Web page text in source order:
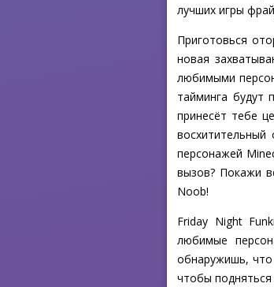
лучших игры
Приготовься
новая
любимыми
тайминга будут
принесёт тебе
персонажей
вызов? Покажи
Noob!
Friday Night
любимые
обнаружишь, что
чтобы